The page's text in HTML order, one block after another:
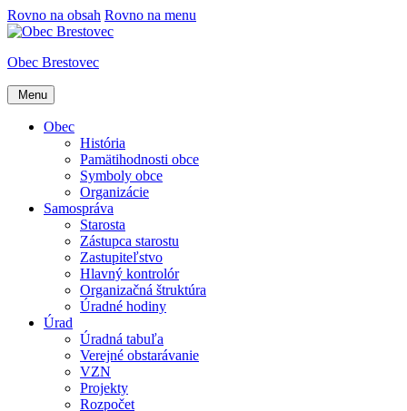
Rovno na obsah Rovno na menu
Obec Brestovec
Menu
Obec
História
Pamätihodnosti obce
Symboly obce
Organizácie
Samospráva
Starosta
Zástupca starostu
Zastupiteľstvo
Hlavný kontrolór
Organizačná štruktúra
Úradné hodiny
Úrad
Úradná tabuľa
Verejné obstarávanie
VZN
Projekty
Rozpočet